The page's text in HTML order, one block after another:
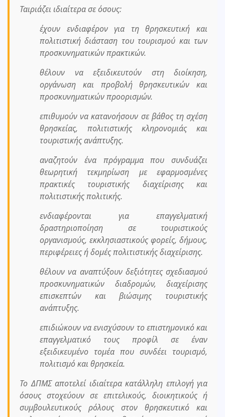
Ταιριάζει ιδιαίτερα σε όσους:
έχουν ενδιαφέρον για τη θρησκευτική και
πολιτιστική διάσταση του τουρισμού και των
προσκυνηματικών πρακτικών.
θέλουν να εξειδικευτούν στη διοίκηση,
οργάνωση και προβολή θρησκευτικών και
προσκυνηματικών προορισμών.
επιθυμούν να κατανοήσουν σε βάθος τη σχέση
θρησκείας, πολιτιστικής κληρονομιάς και
τουριστικής ανάπτυξης.
αναζητούν ένα πρόγραμμα που συνδυάζει
θεωρητική τεκμηρίωση με εφαρμοσμένες
πρακτικές τουριστικής διαχείρισης και
πολιτιστικής πολιτικής.
ενδιαφέρονται για επαγγελματική
δραστηριοποίηση σε τουριστικούς
οργανισμούς, εκκλησιαστικούς φορείς, δήμους,
περιφέρειες ή δομές πολιτιστικής διαχείρισης.
θέλουν να αναπτύξουν δεξιότητες σχεδιασμού
προσκυνηματικών διαδρομών, διαχείρισης
επισκεπτών και βιώσιμης τουριστικής
ανάπτυξης.
επιδιώκουν να ενισχύσουν το επιστημονικό και
επαγγελματικό τους προφίλ σε έναν
εξειδικευμένο τομέα που συνδέει τουρισμό,
πολιτισμό και θρησκεία.
Το ΔΠΜΣ αποτελεί ιδιαίτερα κατάλληλη επιλογή για
όσους στοχεύουν σε επιτελικούς, διοικητικούς ή
συμβουλευτικούς ρόλους στον θρησκευτικό και